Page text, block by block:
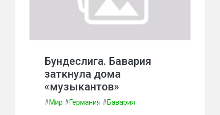
Бундеслига. Бавария
заткнула дома
«музыкантов»
#Мир #Германия #Бавария